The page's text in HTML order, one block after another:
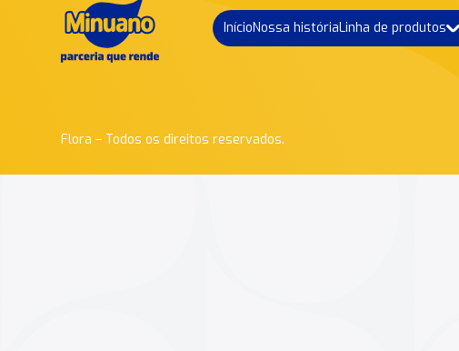
InícioNossa históriaLinha de produtos
Flora – Todos os direitos reservados.